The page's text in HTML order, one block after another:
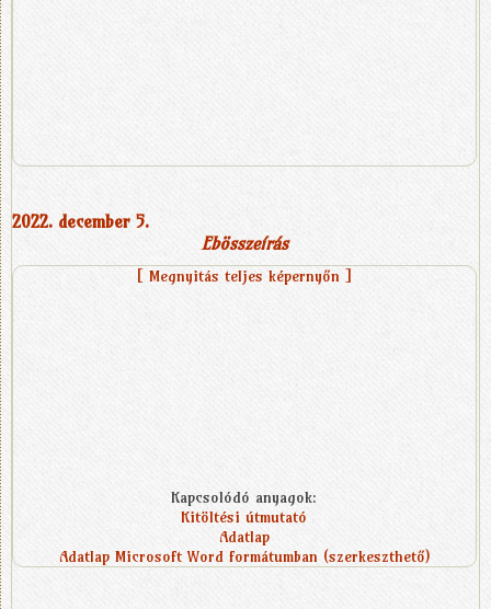
2022. december 5.
Ebösszeírás
[ Megnyitás teljes képernyőn ]
Kapcsolódó anyagok:
Kitöltési útmutató
Adatlap
Adatlap Microsoft Word formátumban (szerkeszthető)